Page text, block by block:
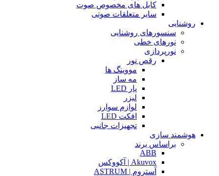
کابل های مخصوص صوت
سایر متعلقات صوتی
روشنایی
سنسورهای روشنایی
نورهای خطی
نورپردازی
رقص نور
مووینگ ها
مه ساز
پار LED
لیزر
لوازم سوارز
افکت LED
تجهیزات جانبی
هوشمند سازی
براساس برند
ABB
Akuvox | آکووکس
آستروم | ASTRUM